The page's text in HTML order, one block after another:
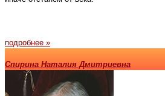
подробнее »
Спирина Наталия Дмитриевна